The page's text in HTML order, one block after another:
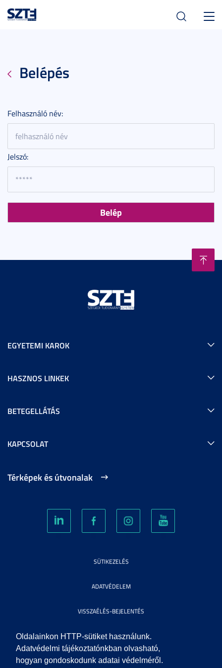
Oldalainkon HTTP-sütiket használunk.
Adatvédelmi tájékoztatónkban olvasható,
hogyan gondoskodunk adatai védelméről.
Belépés
Felhasználó név:
Jelszó:
EGYETEMI KAROK
HASZNOS LINKEK
BETEGELLÁTÁS
KAPCSOLAT
Térképek és útvonalak
SÜTIKEZELÉS
ADATVÉDELEM
VISSZAÉLÉS-BEJELENTÉS
KÖZÉRDEKŰ ADATOK
IMPRESSZUM